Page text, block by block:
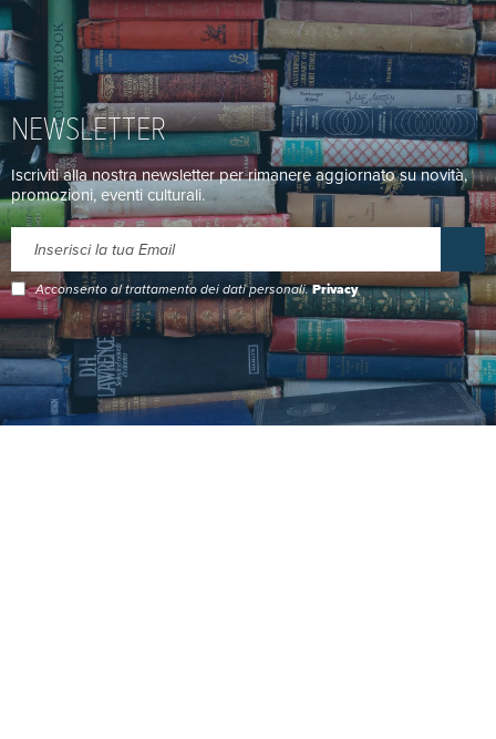
NEWSLETTER
Iscriviti alla nostra newsletter per rimanere aggiornato su novità,
promozioni, eventi culturali.
Acconsento al trattamento dei dati personali.Privacy